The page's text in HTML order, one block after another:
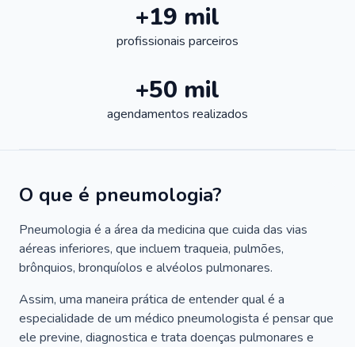
+19 mil
profissionais parceiros
+50 mil
agendamentos realizados
O que é pneumologia?
Pneumologia é a área da medicina que cuida das vias
aéreas inferiores, que incluem traqueia, pulmões,
brônquios, bronquíolos e alvéolos pulmonares.
Assim, uma maneira prática de entender qual é a
especialidade de um médico pneumologista é pensar que
ele previne, diagnostica e trata doenças pulmonares e